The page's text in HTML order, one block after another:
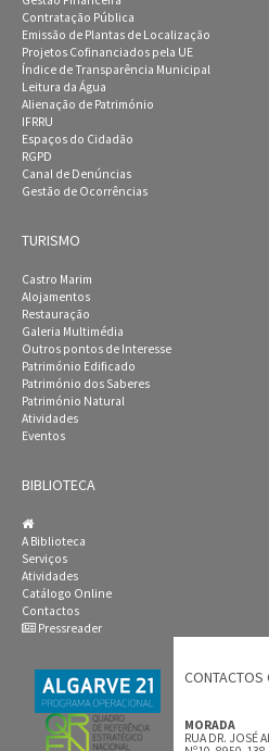
Contratação Pública
Emissão de Plantas de Localização
Projetos Cofinanciados pela UE
Índice de Transparência Municipal
Leitura da Água
Alienação de Património
IFRRU
Espaços do Cidadão
RGPD
Canal de Denúncias
Gestão de Ocorrências
TURISMO
Castro Marim
Alojamentos
Restauração
Galeria Multimédia
Outros pontos de Interesse
Património Edificado
Património dos Saberes
Património Natural
Atividades
Eventos
BIBLIOTECA
A Biblioteca
Serviços
Atividades
Catálogo Online
Contactos
Pressreader
CONTACTOS
MORADA
RUA DR. JOSÉ